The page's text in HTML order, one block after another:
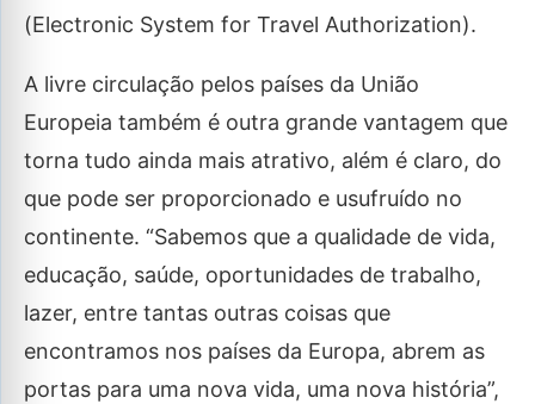
(Electronic System for Travel Authorization).
A livre circulação pelos países da União
Europeia também é outra grande vantagem que
torna tudo ainda mais atrativo, além é claro, do
que pode ser proporcionado e usufruído no
continente. “Sabemos que a qualidade de vida,
educação, saúde, oportunidades de trabalho,
lazer, entre tantas outras coisas que
encontramos nos países da Europa, abrem as
portas para uma nova vida, uma nova história”,